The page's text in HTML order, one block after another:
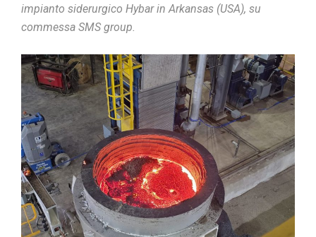
impianto siderurgico Hybar in Arkansas (USA), su
commessa SMS group.